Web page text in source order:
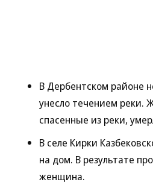
В Дербентском районе
унесло течением реки.
спасенные из реки,
В селе Кирки
на дом. В результате
женщина.